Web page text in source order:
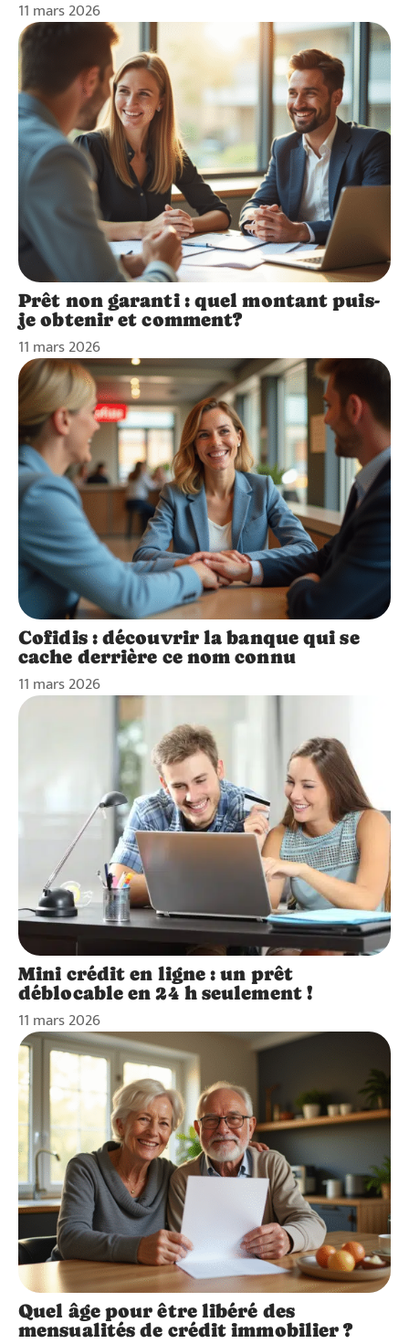
11 mars 2026
Prêt non garanti : quel montant puis-
je obtenir et comment?
11 mars 2026
Cofidis : découvrir la banque qui se
cache derrière ce nom connu
11 mars 2026
Mini crédit en ligne : un prêt
déblocable en 24 h seulement !
11 mars 2026
Quel âge pour être libéré des
mensualités de crédit immobilier ?